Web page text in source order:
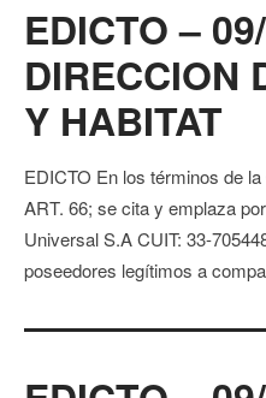
EDICTO –
DIRECCION
Y HABITAT
EDICTO En los términos de
ART. 66; se cita y emplaza
Universal S.A CUIT: 33-
poseedores legítimos a